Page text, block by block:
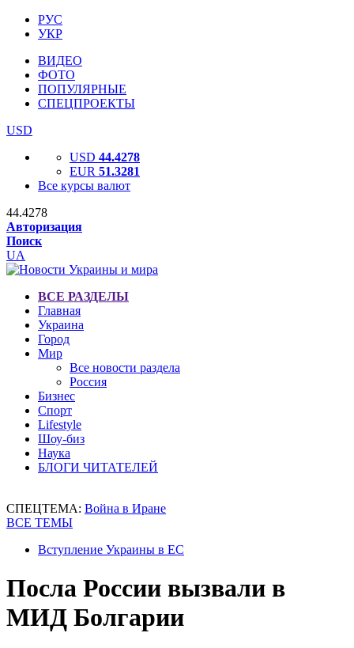
РУС
УКР
ВИДЕО
ФОТО
ПОПУЛЯРНЫЕ
СПЕЦПРОЕКТЫ
USD
USD 44.4278
EUR 51.3281
Все курсы валют
44.4278
Авторизация
Поиск
UA
ВСЕ РАЗДЕЛЫ
Главная
Украина
Город
Мир
Все новости раздела
Россия
Бизнес
Спорт
Lifestyle
Шоу-биз
Наука
БЛОГИ ЧИТАТЕЛЕЙ
СПЕЦТЕМА: Война в Иране
ВСЕ ТЕМЫ
Вступление Украины в ЕС
Посла России вызвали в
МИД Болгарии